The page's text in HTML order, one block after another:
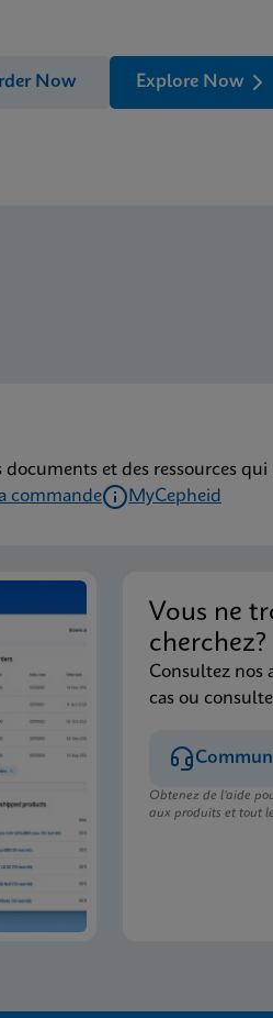
Now Explore Now
et des ressources qui
commande MyCepheid
Vous ne
cherchez?
Consultez nos
cas ou
Obtenez de l’aide
aux produits et tout